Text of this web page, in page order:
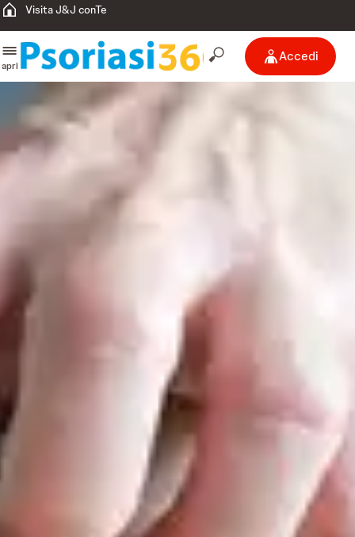
Visita J&J conTe
apri
Accedi